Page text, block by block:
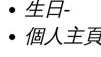
生日-
個人主